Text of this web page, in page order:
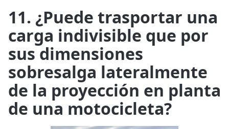
11. ¿Puede trasportar una
carga indivisible que por
sus dimensiones
sobresalga lateralmente
de la proyección en planta
de una motocicleta?